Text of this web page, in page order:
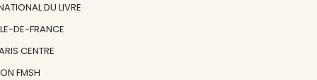
DU LIVRE
DE-FRANCE
CENTRE
FMSH